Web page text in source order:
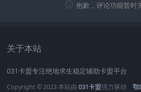
抱歉，评论功能暂时
关于本站
031卡盟专注绝地求生稳定辅助卡盟平台
Copyright © 2023 本站由 031卡盟强力驱动 鄂